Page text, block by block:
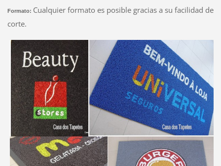
Formato: Cualquier formato es posible gracias a su facilidad de
corte.